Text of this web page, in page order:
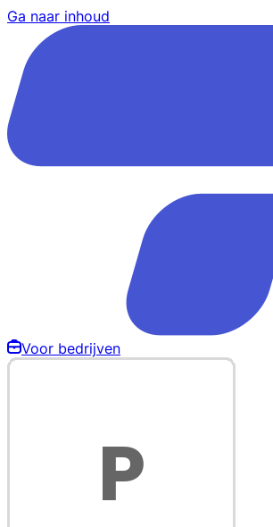
Ga naar inhoud
Voor bedrijven